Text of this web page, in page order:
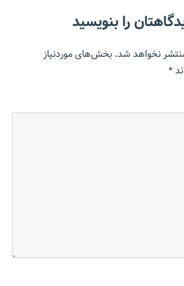
را بنویسید
نخواهد شد.بخش‌های موردنیاز
*